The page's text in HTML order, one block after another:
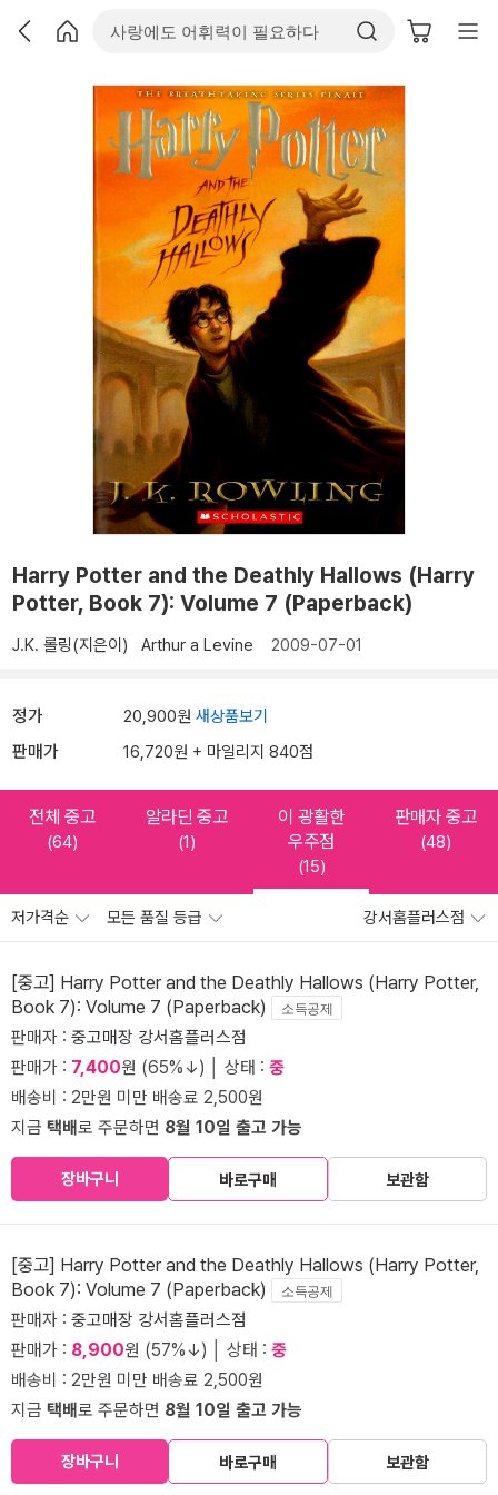
Harry Potter and the Deathly Hallows (Harry
Potter, Book 7): Volume 7 (Paperback)
J.K. 롤링(지은이) Arthur a Levine 2009-07-01
정가 20,900원 새상품보기
판매가 16,720원 + 마일리지 840점
전체 중고
(64)
알라딘 중고
(1)
이 광활한
우주점
(15)
판매자 중고
(48)
저가격순 모든 품질 등급 강서홈플러스점
[중고] Harry Potter and the Deathly Hallows (Harry Potter,
Book 7): Volume 7 (Paperback)
소득공제
판매자 : 중고매장 강서홈플러스점
판매가 : 7,400원 (65%↓) │ 상태 : 중
배송비 : 2만원 미만 배송료 2,500원
지금 택배로 주문하면 8월 10일 출고 가능
장바구니 바로구매 보관함
[중고] Harry Potter and the Deathly Hallows (Harry Potter,
Book 7): Volume 7 (Paperback)
소득공제
판매자 : 중고매장 강서홈플러스점
판매가 : 8,900원 (57%↓) │ 상태 : 중
배송비 : 2만원 미만 배송료 2,500원
지금 택배로 주문하면 8월 10일 출고 가능
장바구니 바로구매 보관함